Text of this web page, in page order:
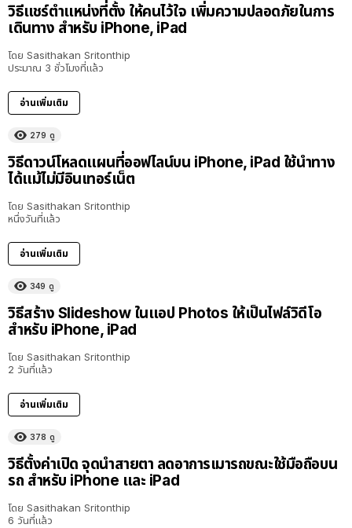
วิธีแชร์ตำแหน่งที่ตั้ง ให้คนไว้ใจ เพิ่มความปลอดภัยในการ
เดินทาง สำหรับ iPhone, iPad
โดย Sasithakan Sritonthip
ประมาณ 3 ชั่วโมงที่แล้ว
อ่านเพิ่มเติม
279 ดู
วิธีดาวน์โหลดแผนที่ออฟไลน์บน iPhone, iPad ใช้นำทาง
ได้แม้ไม่มีอินเทอร์เน็ต
โดย Sasithakan Sritonthip
หนึ่งวันที่แล้ว
อ่านเพิ่มเติม
349 ดู
วิธีสร้าง Slideshow ในแอป Photos ให้เป็นไฟล์วิดีโอ
สำหรับ iPhone, iPad
โดย Sasithakan Sritonthip
2 วันที่แล้ว
อ่านเพิ่มเติม
378 ดู
วิธีตั้งค่าเปิด จุดนำสายตา ลดอาการเมารถขณะใช้มือถือบน
รถ สำหรับ iPhone และ iPad
โดย Sasithakan Sritonthip
6 วันที่แล้ว